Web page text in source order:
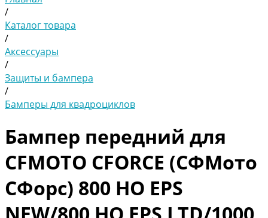
/
Каталог товара
/
Аксессуары
/
Защиты и бампера
/
Бамперы для квадроциклов
Бампер передний для
CFMOTO CFORCE (СФМото
СФорс) 800 HO EPS